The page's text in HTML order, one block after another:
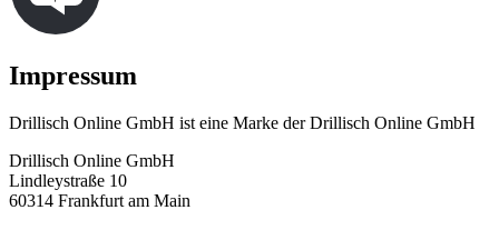
Impressum
Drillisch Online GmbH ist eine Marke der Drillisch Online GmbH
Drillisch Online GmbH
Lindleystraße 10
60314 Frankfurt am Main